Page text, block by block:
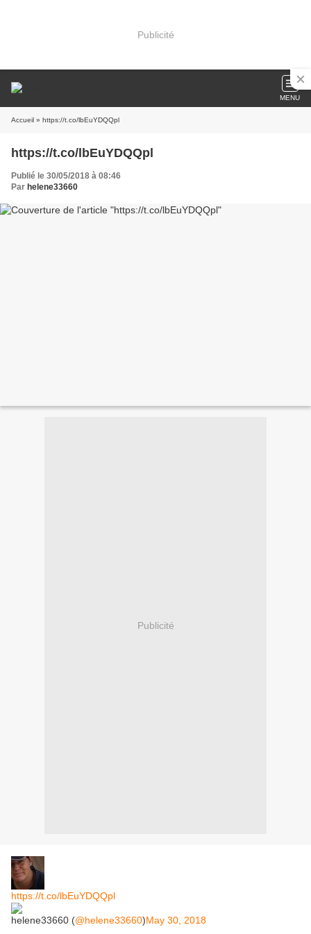
Publicité
MENU
Accueil » https://t.co/lbEuYDQQpl
https://t.co/lbEuYDQQpl
Publié le 30/05/2018 à 08:46
Par helene33660
Publicité
https://t.co/lbEuYDQQpl
helene33660 (@helene33660)May 30, 2018